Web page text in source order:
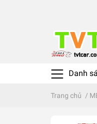
Danh
Trang chủ /